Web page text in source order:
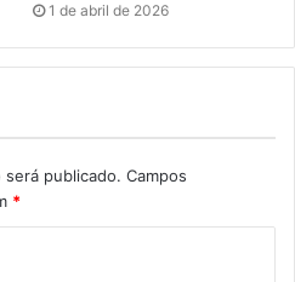
física aulas
esporte
1 de abril de 2026
publicado. Campos
*